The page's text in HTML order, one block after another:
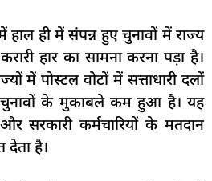
ही में संपन्न हुए चुनावों में राज्य
करारी हार का सामना करना पड़ा है।
में पोस्टल वोटों में सत्ताधारी दलों
के मुकाबले कम हुआ है। यह
सरकारी कर्मचारियों के मतदान
देता है।